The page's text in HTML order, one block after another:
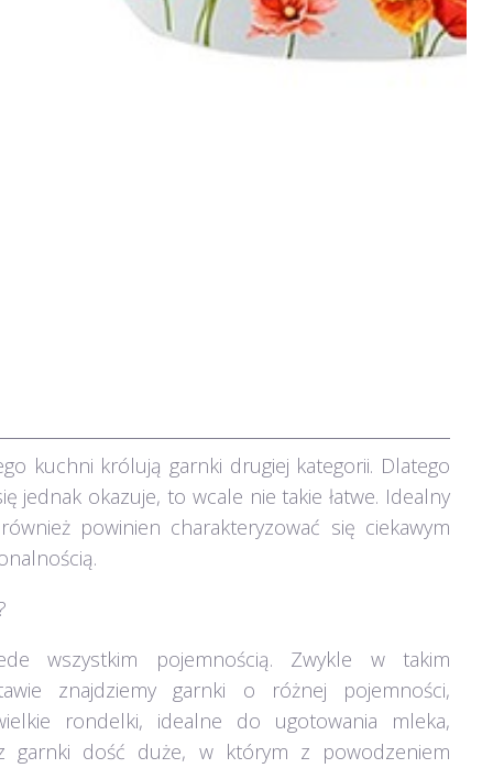
kuchni królują garnki drugiej kategorii. Dlatego
jednak okazuje, to wcale nie takie łatwe. Idealny
powinien charakteryzować się ciekawym
wszystkim pojemnością. Zwykle w takim
znajdziemy garnki o różnej pojemności,
rondelki, idealne do ugotowania mleka,
garnki dość duże, w którym z powodzeniem